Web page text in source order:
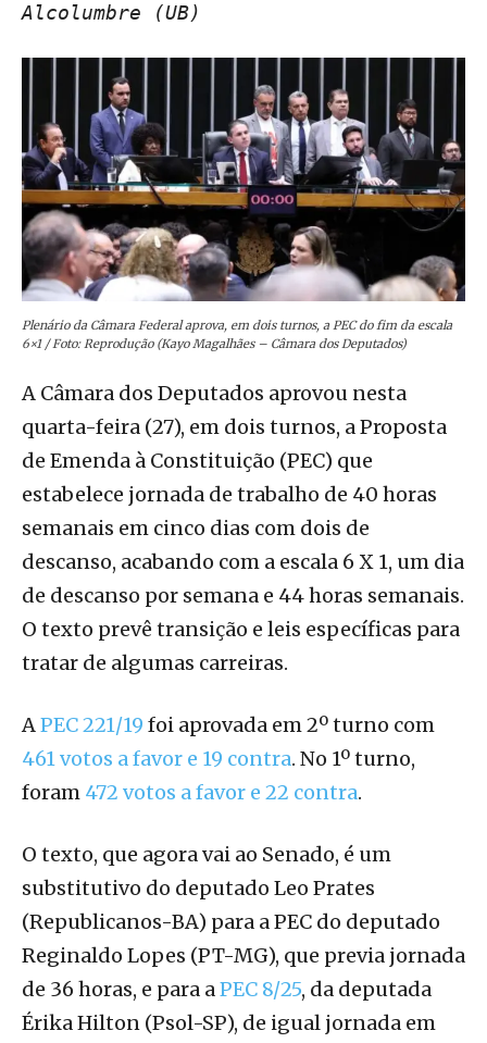
Alcolumbre (UB)
Plenário da Câmara Federal aprova, em dois turnos, a PEC do fim da escala
6×1 / Foto: Reprodução (Kayo Magalhães – Câmara dos Deputados)
A Câmara dos Deputados aprovou nesta
quarta-feira (27), em dois turnos, a Proposta
de Emenda à Constituição (PEC) que
estabelece jornada de trabalho de 40 horas
semanais em cinco dias com dois de
descanso, acabando com a escala 6 X 1, um dia
de descanso por semana e 44 horas semanais.
O texto prevê transição e leis específicas para
tratar de algumas carreiras.
APEC 221/19 foi aprovada em 2º turno com
461 votos a favor e 19 contra. No 1º turno,
foram 472 votos a favor e 22 contra.
O texto, que agora vai ao Senado, é um
substitutivo do deputado Leo Prates
(Republicanos-BA) para a PEC do deputado
Reginaldo Lopes (PT-MG), que previa jornada
de 36 horas, e para aPEC 8/25, da deputada
Érika Hilton (Psol-SP), de igual jornada em